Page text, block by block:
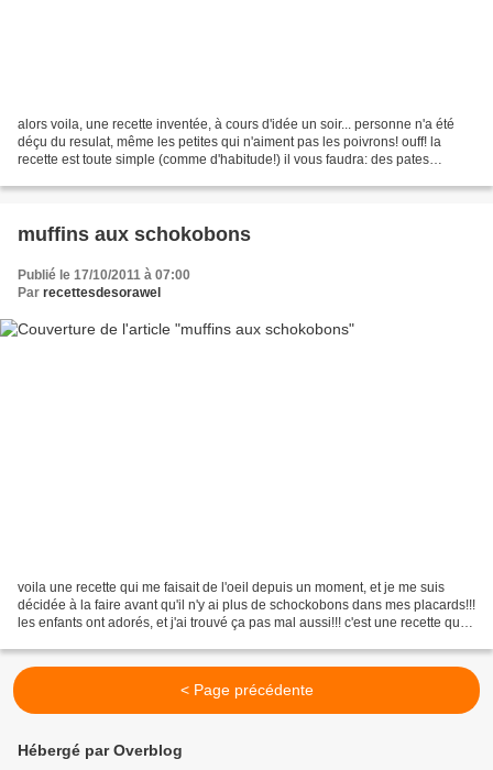
alors voila, une recette inventée, à cours d'idée un soir... personne n'a été
déçu du resulat, même les petites qui n'aiment pas les poivrons! ouff! la
recette est toute simple (comme d'habitude!) il vous faudra: des pates
muffins aux schokobons
Publié le 17/10/2011 à 07:00
Par recettesdesorawel
voila une recette qui me faisait de l'oeil depuis un moment, et je me suis
décidée à la faire avant qu'il n'y ai plus de schockobons dans mes placards!!!
les enfants ont adorés, et j'ai trouvé ça pas mal aussi!!! c'est une recette que
< Page précédente
Hébergé par Overblog